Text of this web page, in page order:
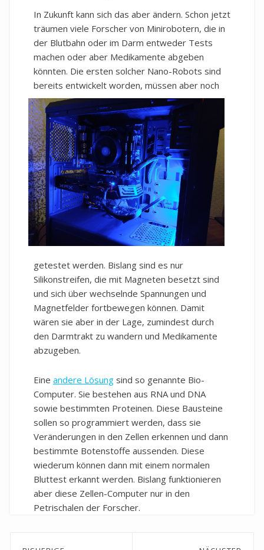
In Zukunft kann sich das aber ändern. Schon jetzt
träumen viele Forscher von Minirobotern, die in
der Blutbahn oder im Darm entweder Tests
machen oder aber Medikamente abgeben
könnten. Die ersten solcher Nano-Robots sind
bereits entwickelt worden, müssen aber noch
getestet werden. Bislang sind es nur
Silikonstreifen, die mit Magneten besetzt sind
und sich über wechselnde Spannungen und
Magnetfelder fortbewegen können. Damit
wären sie aber in der Lage, zumindest durch
den Darmtrakt zu wandern und Medikamente
abzugeben.
Eine andere Lösung sind so genannte Bio-
Computer. Sie bestehen aus RNA und DNA
sowie bestimmten Proteinen. Diese Bausteine
sollen so programmiert werden, dass sie
Veränderungen in den Zellen erkennen und dann
bestimmte Botenstoffe aussenden. Diese
wiederum können dann mit einem normalen
Bluttest erkannt werden. Bislang funktionieren
aber diese Zellen-Computer nur in den
Petrischalen der Forscher.